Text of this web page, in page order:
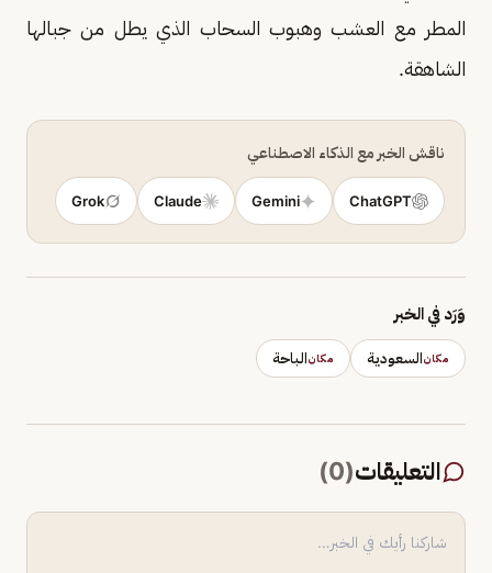
المطر مع العشب وهبوب السحاب الذي يطل من جبالها
الشاهقة.
ناقش الخبر مع الذكاء الاصطناعي
ChatGPT
Gemini
Claude
Grok
وَرَد في الخبر
مكانالسعودية مكانالباحة
التعليقات(
0
)